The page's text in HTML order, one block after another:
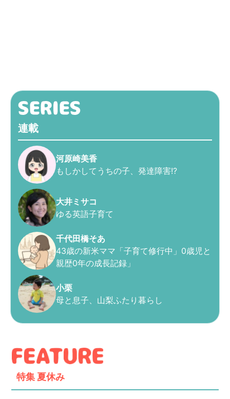
連載
河原崎美香
もしかしてうちの子、発達障害!?
大井ミサコ
ゆる英語子育て
千代田橋そあ
43歳の新米ママ「子育て修行中」0歳児と
親歴0年の成長記録」
小栗
母と息子、山梨ふたり暮らし
特集 夏休み